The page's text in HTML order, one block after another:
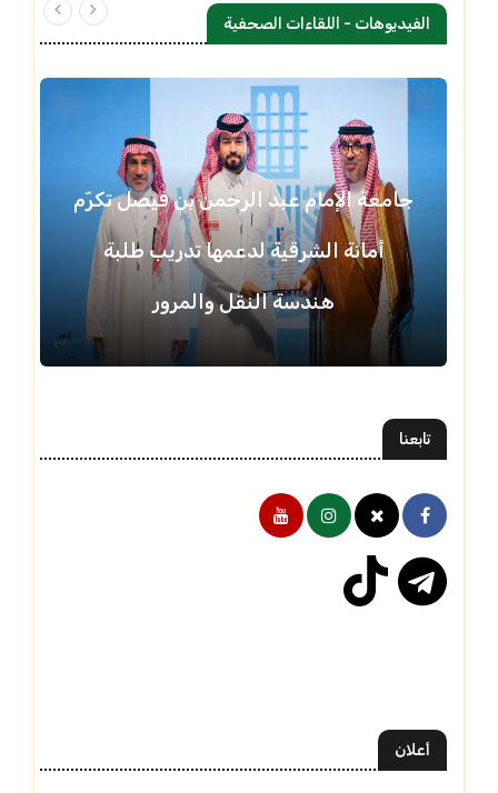
الفيديوهات - اللقاءات الصحفية
جامعة الإمام عبد الرحمن بن فيصل تكرّم
أمانة الشرقية لدعمها تدريب طلبة
هندسة النقل والمرور
تابعنا
أعلان